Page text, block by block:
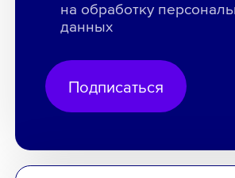
на обработку
данных
Подписаться